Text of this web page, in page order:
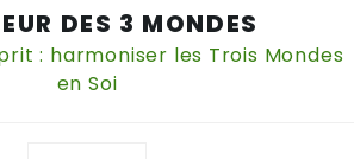
DES 3 MONDES
: harmoniser les Trois Mondes
en Soi